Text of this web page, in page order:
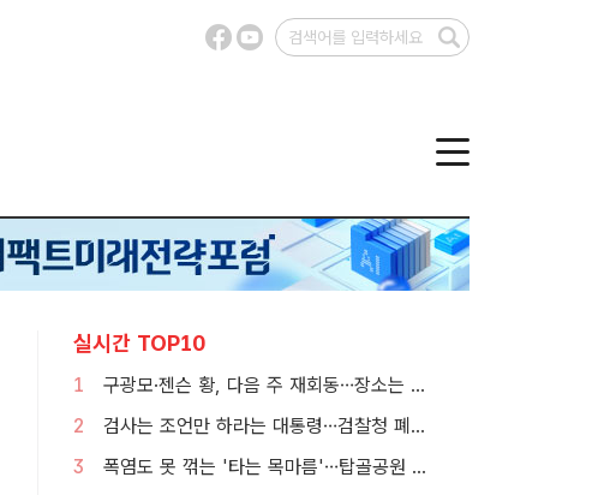
실시간 TOP10
1
구광모·젠슨 황, 다음 주 재회동…장소는 실리콘밸리
2
검사는 조언만 하라는 대통령…검찰청 폐지 앞둔 합수본 '딜레마'
3
폭염도 못 꺾는 '타는 목마름'…탑골공원 아리수 냉장고 가보니